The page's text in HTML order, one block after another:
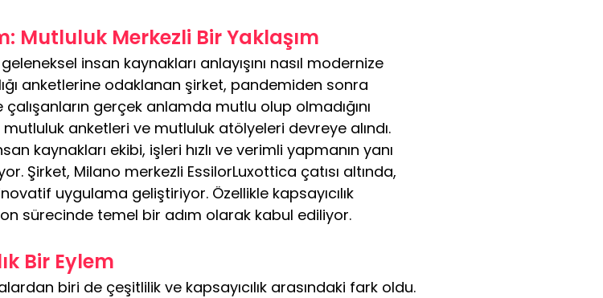
Mutluluk Merkezli Bir Yaklaşım
insan kaynakları anlayışını nasıl modernize
anketlerine odaklanan şirket, pandemiden sonra
gerçek anlamda mutlu olup olmadığını
anketleri ve mutluluk atölyeleri devreye alındı.
kaynakları ekibi, işleri hızlı ve verimli yapmanın yanı
Şirket, Milano merkezli EssilorLuxottica çatısı altında,
uygulama geliştiriyor. Özellikle kapsayıcılık
sürecinde temel bir adım olarak kabul ediliyor.
Bir Eylem
biri de çeşitlilik ve kapsayıcılık arasındaki fark oldu.